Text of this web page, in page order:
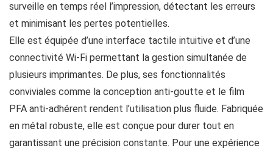
surveille en temps réel l’impression, détectant les erreurs
et minimisant les pertes potentielles.
Elle est équipée d’une interface tactile intuitive et d’une
connectivité Wi-Fi permettant la gestion simultanée de
plusieurs imprimantes. De plus, ses fonctionnalités
conviviales comme la conception anti-goutte et le film
PFA anti-adhérent rendent l’utilisation plus fluide. Fabriquée
en métal robuste, elle est conçue pour durer tout en
garantissant une précision constante. Pour une expérience